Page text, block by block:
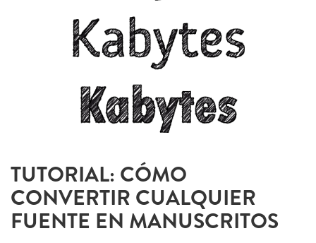
TUTORIAL: CÓMO
CONVERTIR CUALQUIER
FUENTE EN MANUSCRITOS